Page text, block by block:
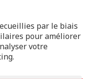
par le biais
pour améliorer
votre